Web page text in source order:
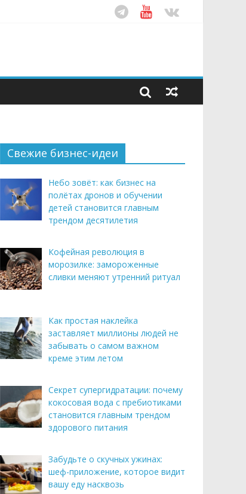
Свежие бизнес-идеи
Небо зовёт: как бизнес на
полётах дронов и обучении
детей становится главным
трендом десятилетия
Кофейная революция в
морозилке: замороженные
сливки меняют утренний ритуал
Как простая наклейка
заставляет миллионы людей не
забывать о самом важном
креме этим летом
Секрет супергидратации: почему
кокосовая вода с пребиотиками
становится главным трендом
здорового питания
Забудьте о скучных ужинах:
шеф-приложение, которое видит
вашу еду насквозь